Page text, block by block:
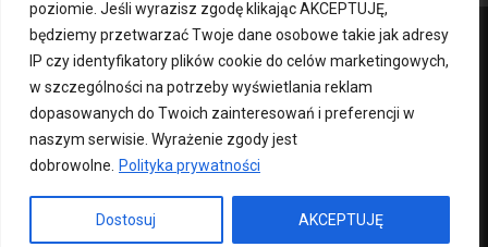
poziomie. Jeśli wyrazisz zgodę klikając AKCEPTUJĘ,
będziemy przetwarzać Twoje dane osobowe takie jak adresy
IP czy identyfikatory plików cookie do celów marketingowych,
w szczególności na potrzeby wyświetlania reklam
dopasowanych do Twoich zainteresowań i preferencji w
naszym serwisie. Wyrażenie zgody jest
dobrowolne.
Polityka prywatności
Dostosuj AKCEPTUJĘ
Kontakt O nas Patronat medialny